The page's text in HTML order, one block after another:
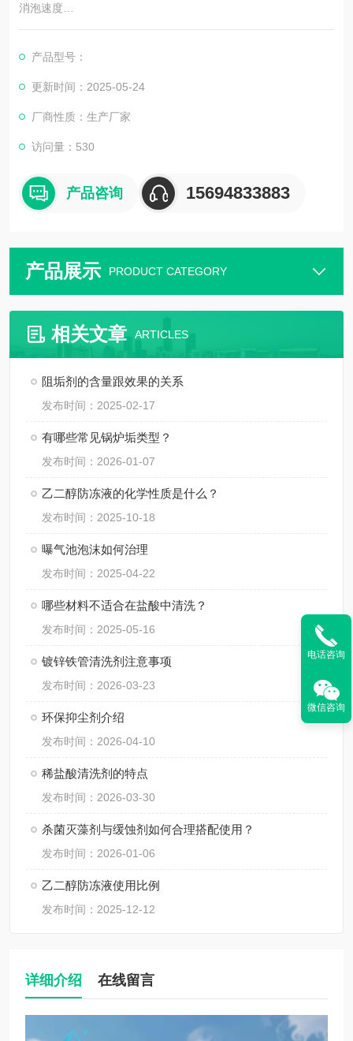
消泡速度
聚醚类：消泡速度较慢，但抑泡持久。
表面张力：消泡剂表面张力需远低于起泡体系（如有机硅表面张
力约20 mN/m，远低于水的72 mN/m），才能快速渗透泡沫膜。
铺展能力：消泡剂在泡沫表面的铺展速度越快，破泡效率越高
（如硅油可瞬间铺展成薄膜）。
产品型号：
更新时间：2025-05-24
厂商性质：生产厂家
访问量：530
产品咨询 15694833883
产品展示 PRODUCT CATEGORY
相关文章 ARTICLES
阻垢剂的含量跟效果的关系
发布时间：2025-02-17
有哪些常见锅炉垢类型？
发布时间：2026-01-07
乙二醇防冻液的化学性质是什么？
发布时间：2025-10-18
曝气池泡沫如何治理
发布时间：2025-04-22
哪些材料不适合在盐酸中清洗？
发布时间：2025-05-16
镀锌铁管清洗剂注意事项
发布时间：2026-03-23
环保抑尘剂介绍
发布时间：2026-04-10
稀盐酸清洗剂的特点
发布时间：2026-03-30
杀菌灭藻剂与缓蚀剂如何合理搭配使用？
发布时间：2026-01-06
乙二醇防冻液使用比例
发布时间：2025-12-12
详细介绍 在线留言
电话咨询
微信咨询